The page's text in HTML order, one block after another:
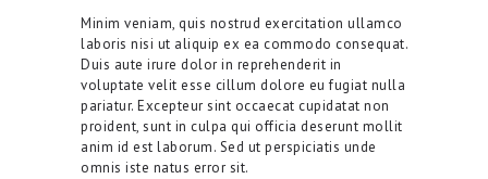
Minim veniam, quis nostrud exercitation ullamco
laboris nisi ut aliquip ex ea commodo consequat.
Duis aute irure dolor in reprehenderit in
voluptate velit esse cillum dolore eu fugiat nulla
pariatur. Excepteur sint occaecat cupidatat non
proident, sunt in culpa qui officia deserunt mollit
anim id est laborum. Sed ut perspiciatis unde
omnis iste natus error sit.